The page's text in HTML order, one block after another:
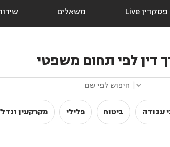
פסקדין Live משאלים
דין לפי תחום משפטי
עבודה ביטוח פלילי מקרקעין